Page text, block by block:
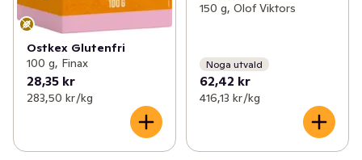
Ostkex Glutenfri
100 g, Finax
28,35 kr
283,50 kr /kg
150 g, Olof Viktors
Noga utvald
62,42 kr
416,13 kr /kg